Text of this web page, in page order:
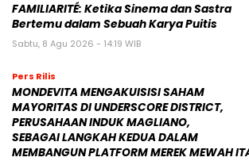
FAMILIARITÉ: Ketika Sinema dan Sastra
Bertemu dalam Sebuah Karya Puitis
Sabtu, 8 Agu 2026 - 14:19 WIB
Pers Rilis
MONDEVITA MENGAKUISISI SAHAM
MAYORITAS DI UNDERSCORE DISTRICT,
PERUSAHAAN INDUK MAGLIANO,
SEBAGAI LANGKAH KEDUA DALAM
MEMBANGUN PLATFORM MEREK MEWAH